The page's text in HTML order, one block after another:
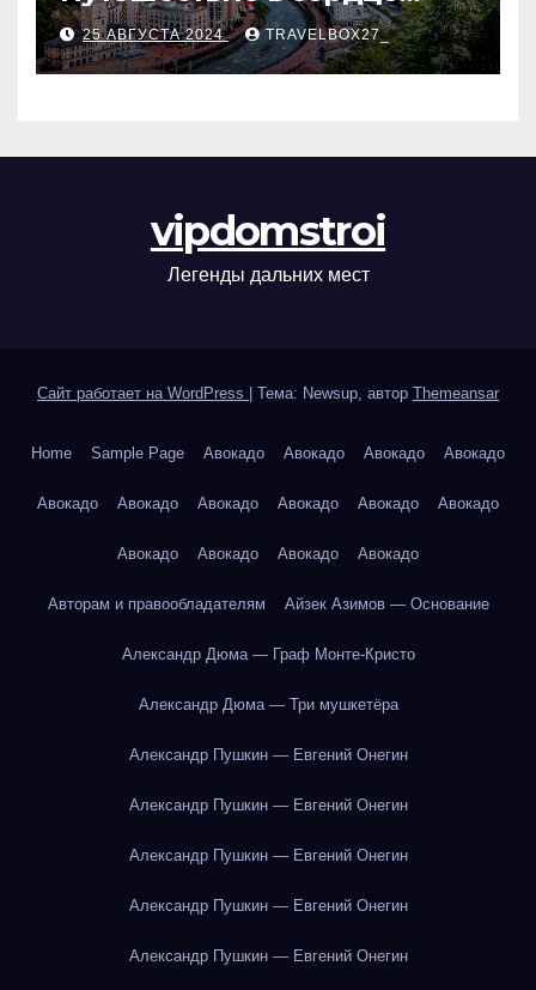
Черноморского курорта
25 АВГУСТА 2024 TRAVELBOX27_
vipdomstroi
Легенды дальних мест
Сайт работает на WordPress Тема: Newsup, автор Themeansar
Home Sample Page Авокадо Авокадо Авокадо Авокадо
Авокадо Авокадо Авокадо Авокадо Авокадо Авокадо
Авокадо Авокадо Авокадо Авокадо
Авторам и правообладателям Айзек Азимов — Основание
Александр Дюма — Граф Монте-Кристо
Александр Дюма — Три мушкетёра
Александр Пушкин — Евгений Онегин
Александр Пушкин — Евгений Онегин
Александр Пушкин — Евгений Онегин
Александр Пушкин — Евгений Онегин
Александр Пушкин — Евгений Онегин